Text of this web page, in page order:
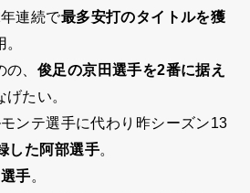
連続で最多安打のタイトルを獲
、 俊足の京田選手を2番に据え
げたい。
ンテ選手に代わり昨シーズン13
した阿部選手。
手。